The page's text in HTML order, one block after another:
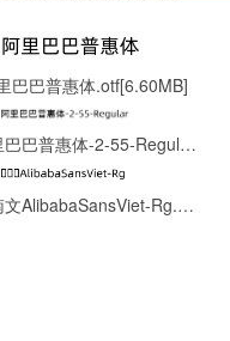
巴巴普惠体.otf[6.60MB]
阿里巴巴普惠体-2-55-Regular.ttf[8.06MB]
越南文AlibabaSansViet-Rg.otf[0.13MB]